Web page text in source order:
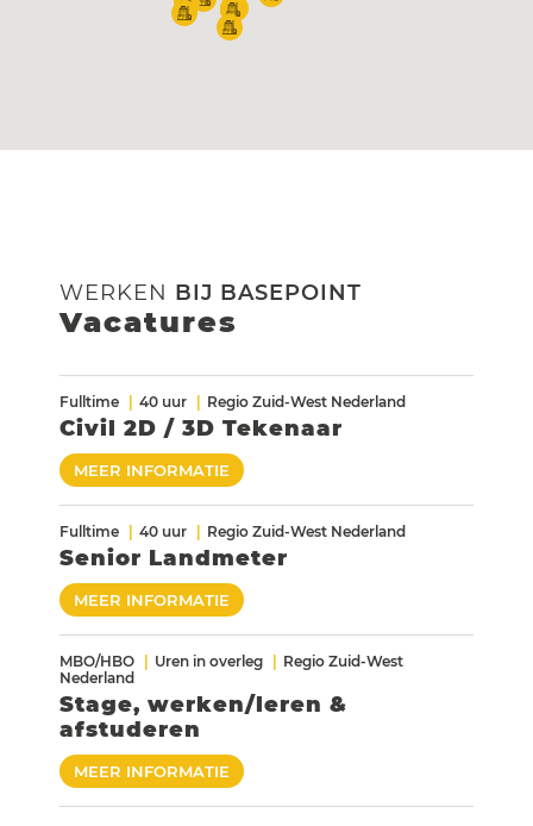
WERKEN BIJ BASEPOINT
Vacatures
Fulltime 40 uur Regio Zuid-West Nederland
Civil 2D / 3D Tekenaar
MEER INFORMATIE
Fulltime 40 uur Regio Zuid-West Nederland
Senior Landmeter
MEER INFORMATIE
MBO/HBO Uren in overleg
Regio Zuid-West
Nederland
Stage, werken/leren &
afstuderen
MEER INFORMATIE